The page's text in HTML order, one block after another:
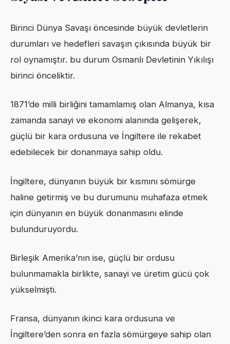
Birinci Dünya Savaşı öncesinde büyük devletlerin
durumları ve hedefleri savaşın çıkısında büyük bir
rol oynamıştır. bu durum Osmanlı Devletinin Yıkılışı
birinci önceliktir.
1871’de milli birliğini tamamlamış olan Almanya, kısa
zamanda sanayi ve ekonomi alanında gelişerek,
güçlü bir kara ordusuna ve İngiltere ile rekabet
edebilecek bir donanmaya sahip oldu.
İngiltere, dünyanın büyük bir kısmını sömürge
haline getirmiş ve bu durumunu muhafaza etmek
için dünyanın en büyük donanmasını elinde
bulunduruyordu.
Birleşik Amerika’nın ise, güçlü bir ordusu
bulunmamakla birlikte, sanayi ve üretim gücü çok
yükselmişti.
Fransa, dünyanın ikinci kara ordusuna ve
İngiltere’den sonra en fazla sömürgeye sahip olan